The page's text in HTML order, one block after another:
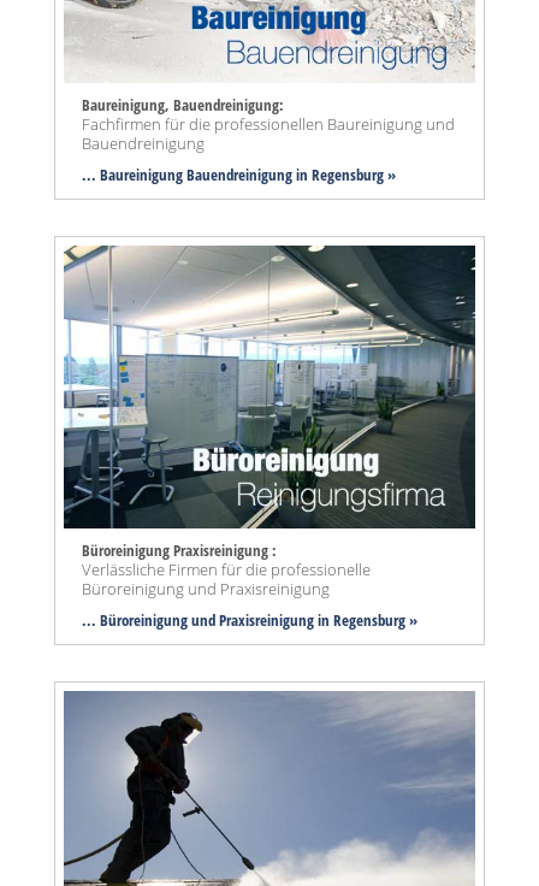
Baureinigung, Bauendreinigung:
Fachfirmen für die professionellen Baureinigung und
Bauendreinigung
... Baureinigung Bauendreinigung in Regensburg »
Büroreinigung Praxisreinigung :
Verlässliche Firmen für die professionelle
Büroreinigung und Praxisreinigung
... Büroreinigung und Praxisreinigung in Regensburg »